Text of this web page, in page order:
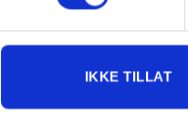
IKKE TILLAT